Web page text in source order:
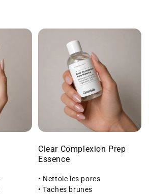
Clear Complexion Prep
Essence
• Nettoie les pores
• Taches brunes